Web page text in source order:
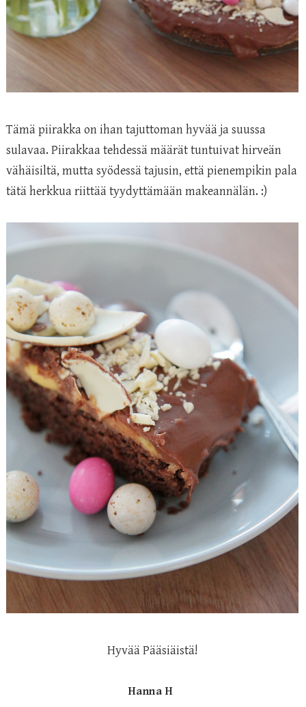
Tämä piirakka on ihan tajuttoman hyvää ja suussa
sulavaa. Piirakkaa tehdessä määrät tuntuivat hirveän
vähäisiltä, mutta syödessä tajusin, että pienempikin pala
tätä herkkua riittää tyydyttämään makeannälän. :)
Hyvää Pääsiäistä!
Hanna H